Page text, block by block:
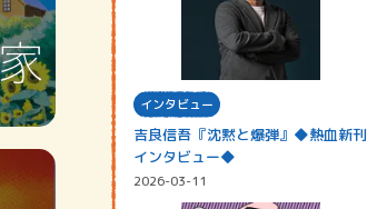
インタビュー
吉良信吾『沈黙と爆弾』◆熱血新刊
インタビュー◆
2026-03-11